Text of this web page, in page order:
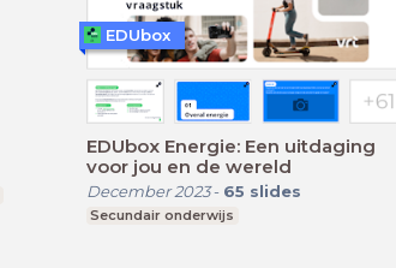
EDUbox Energie: Een uitdaging
voor jou en de wereld
December 2023- 65 slides
Secundair onderwijs
EDUbox